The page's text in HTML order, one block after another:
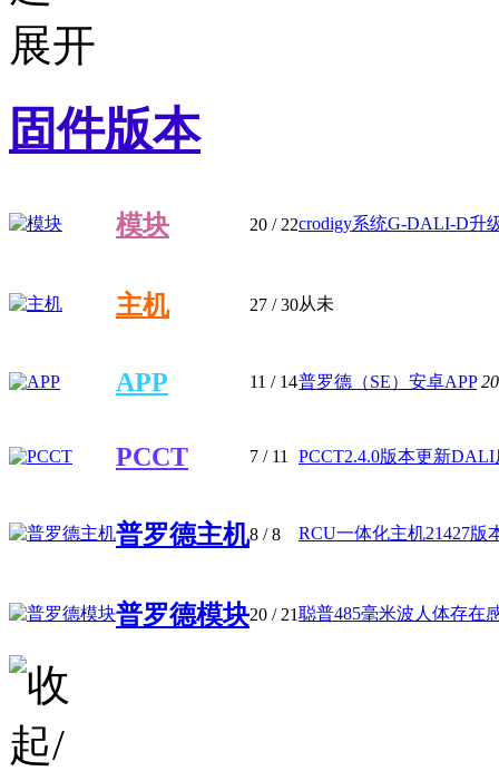
固件版本
模块 20 / 22crodigy系统G-DALI-D升
主机 27 / 30从未
APP 11 / 14普罗德（SE）安卓APP
PCCT 7 / 11 PCCT2.4.0版本更新DALI
普罗德主机8 / 8 RCU一体化主机21427版
普罗德模块20 / 21聪普485毫米波人体存在